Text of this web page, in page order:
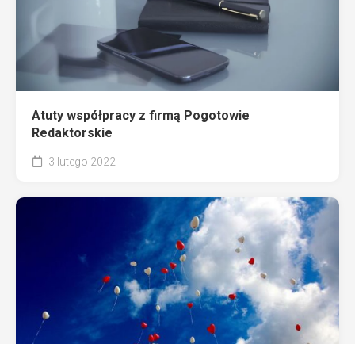
Atuty współpracy z firmą Pogotowie
Redaktorskie
3 lutego 2022